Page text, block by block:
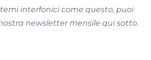
interfonici come questo, puoi
newsletter mensile qui sotto.